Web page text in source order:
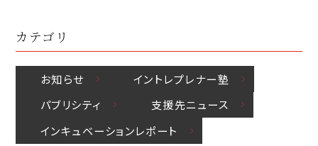
k o
k
n
Li
n
k
o
o
k
I
n
カテゴリ
お知らせ
イントレプレナー塾
パブリシティ
⽀援先ニュース
インキュベーションレポート